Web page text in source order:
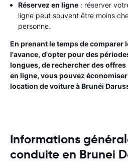
Réservez en ligne : réserver
ligne peut souvent être moins
personne.
En prenant le temps de comparer
l'avance, d'opter pour des
longues, de rechercher des
en ligne, vous pouvez
location de voiture à Brunéi
Informations
conduite en Brunei